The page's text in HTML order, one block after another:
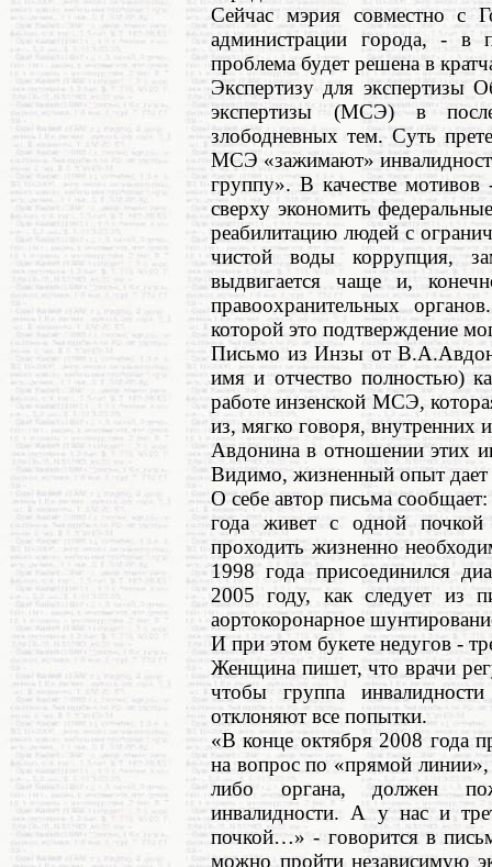
Сейчас мэрия совместно с
администрации города, - в
проблема будет решена в
Экспертизу для экспертизы
экспертизы (МСЭ) в
злободневных тем. Суть
МСЭ «зажимают»
группу». В качестве
сверху экономить
реабилитацию людей с
чистой воды коррупция,
выдвигается чаще и,
правоохранительных
которой это подтверждение
Письмо из Инзы от
имя и отчество полностью)
работе инзенской МСЭ,
из, мягко говоря, внутренних
Авдонина в отношении этих
Видимо, жизненный опыт дает
О себе автор письма
года живет с одной
проходить жизненно
1998 года присоединился
2005 году, как следует из
аортокоронарное
И при этом букете недугов -
Женщина пишет, что врачи
чтобы группа
отклоняют все попытки.
«В конце октября 2008 года
на вопрос по «прямой
либо органа, должен
инвалидности. А у нас и
почкой…» - говорится в
можно пройти независимую